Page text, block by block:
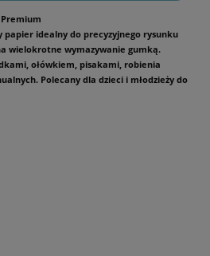
papier idealny do precyzyjnego rysunku
wielokrotne wymazywanie gumką.
ołówkiem, pisakami, robienia
Polecany dla dzieci i młodzieży do